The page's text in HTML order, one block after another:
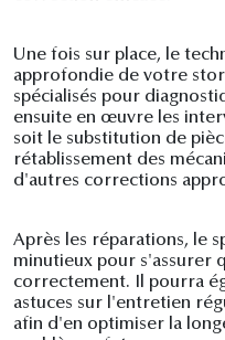
Une fois sur place, le
approfondie de votre
spécialisés pour
ensuite en œuvre les
soit le substitution de
rétablissement des
d'autres corrections
Après les réparations, le
minutieux pour s'assurer
correctement. Il pourra
astuces sur l'entretien
afin d'en optimiser la